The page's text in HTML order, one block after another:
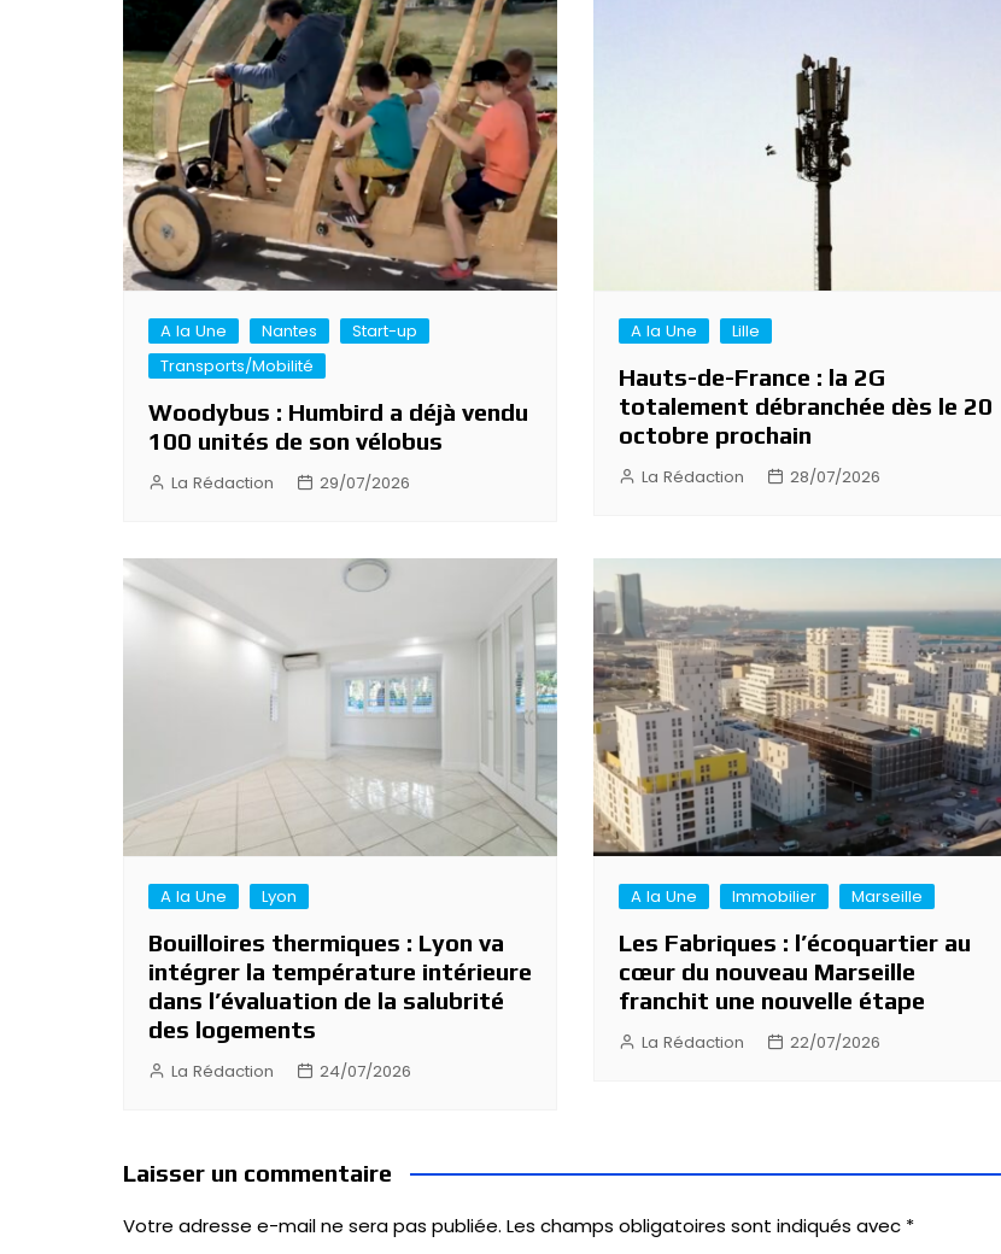
A la Une Nantes
Start-up
Transports/Mobilité
Woodybus : Humbird a déjà vendu
100 unités de son vélobus
La Rédaction 29/07/2026
A la Une Lille
Hauts-de-France : la 2G
totalement débranchée dès le 20
octobre prochain
La Rédaction 28/07/2026
A la Une Lyon
Bouilloires thermiques : Lyon va
intégrer la température intérieure
dans l’évaluation de la salubrité
des logements
La Rédaction 24/07/2026
A la Une Immobilier Marseille
Les Fabriques : l’écoquartier au
cœur du nouveau Marseille
franchit une nouvelle étape
La Rédaction 22/07/2026
Laisser un commentaire
Votre adresse e-mail ne sera pas publiée. Les champs obligatoires sont indiqués avec *